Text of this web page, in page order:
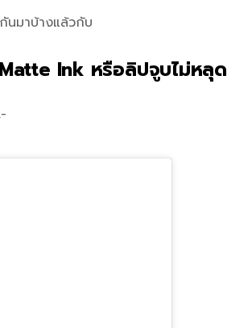
นมาบ้างแล้วกับ
Ink หรือลิปจูบไม่หลุด